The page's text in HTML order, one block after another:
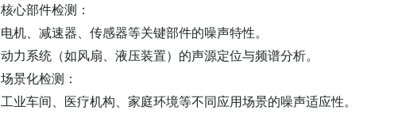
核心部件检测‌：
电机、减速器、传感器等关键部件的噪声特性‌。
动力系统（如风扇、液压装置）的声源定位与频谱分析‌。
场景化检测‌：
工业车间、医疗机构、家庭环境等不同应用场景的噪声适应性‌。